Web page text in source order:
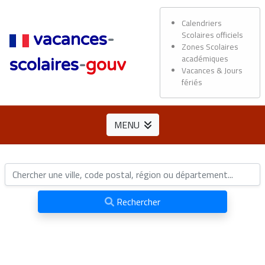
vacances-
scolaires-gouv
Calendriers
Scolaires officiels
Zones Scolaires
académiques
Vacances & Jours
fériés
MENU
Rechercher